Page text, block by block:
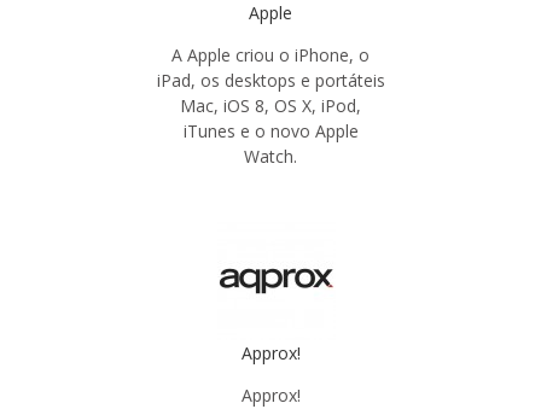
Apple
A Apple criou o iPhone, o
iPad, os desktops e portáteis
Mac, iOS 8, OS X, iPod,
iTunes e o novo Apple
Watch.
Approx!
Approx!